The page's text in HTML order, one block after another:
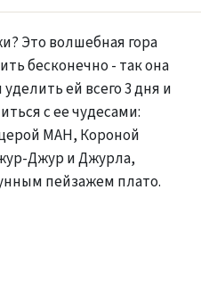
Это волшебная гора
бесконечно - так она
ей всего 3 дня и
с ее чудесами:
МАН, Короной
Джур и Джурла,
пейзажем плато.